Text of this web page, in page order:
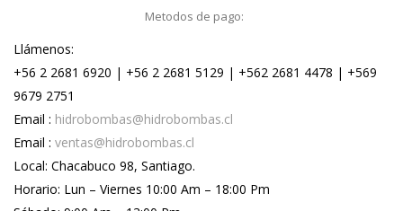
Metodos de pago:
Llámenos:
+56 2 2681 6920 | +56 2 2681 5129 | +562 2681 4478 | +569
9679 2751
Email : hidrobombas@hidrobombas.cl
Email : ventas@hidrobombas.cl
Local: Chacabuco 98, Santiago.
Horario: Lun – Viernes 10:00 Am – 18:00 Pm